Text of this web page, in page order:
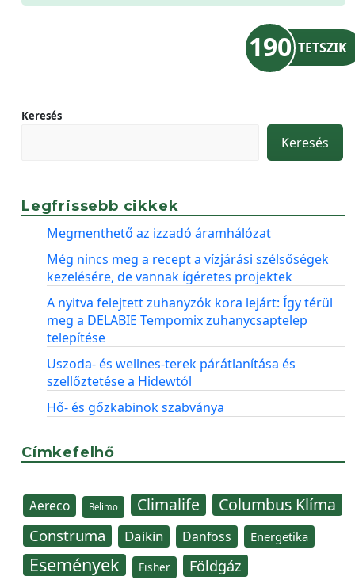
190 TETSZIK
Keresés
Keresés
Legfrissebb cikkek
Megmenthető az izzadó áramhálózat
Még nincs meg a recept a vízjárási szélsőségek
kezelésére, de vannak ígéretes projektek
A nyitva felejtett zuhanyzók kora lejárt: Így térül
meg a DELABIE Tempomix zuhanycsaptelep
telepítése
Uszoda- és wellnes-terek párátlanítása és
szellőztetése a Hidewtól
Hő- és gőzkabinok szabványa
Címkefelhő
Aereco Belimo Climalife Columbus Klíma
Construma Daikin Danfoss Energetika
Események Fisher Földgáz